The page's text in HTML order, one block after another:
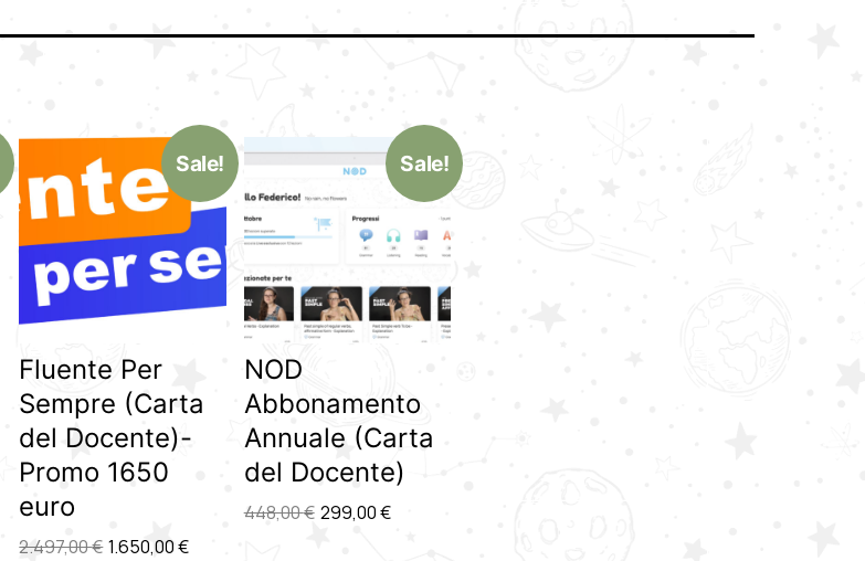
Sale!
Fluente Per
Sempre (Carta
del Docente)-
Promo 1650
euro
2.497,00€ 1.650,00€
Sale!
NOD
Abbonamento
Annuale (Carta
del Docente)
448,00€ 299,00€